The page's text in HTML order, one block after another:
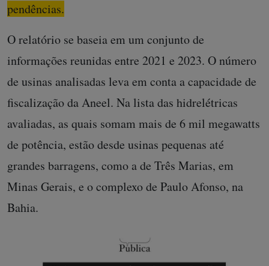
pendências.
O relatório se baseia em um conjunto de
informações reunidas entre 2021 e 2023. O número
de usinas analisadas leva em conta a capacidade de
fiscalização da Aneel. Na lista das hidrelétricas
avaliadas, as quais somam mais de 6 mil megawatts
de potência, estão desde usinas pequenas até
grandes barragens, como a de Três Marias, em
Minas Gerais, e o complexo de Paulo Afonso, na
Bahia.